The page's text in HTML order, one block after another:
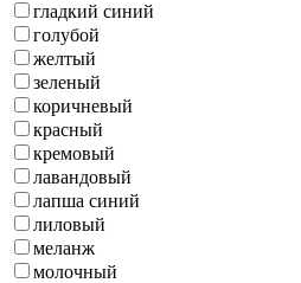
гладкий синий
голубой
желтый
зеленый
коричневый
красный
кремовый
лавандовый
лапша синий
лиловый
меланж
молочный